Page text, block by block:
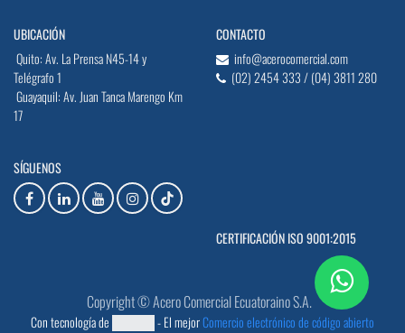
UBICACIÓN
Quito: Av. La Prensa N45-14 y
Telégrafo 1
Guayaquil: Av. Juan Tanca Marengo Km
17
CONTACTO
info@acerocomercial.com
(02) 2454 333 / (04) 3811 280
SÍGUENOS
CERTIFICACIÓN ISO 9001:2015
Copyright © Acero Comercial Ecuatoraino S.A.
Con tecnología de - El mejorComercio electrónico de código abierto